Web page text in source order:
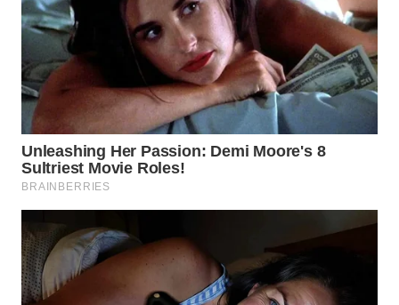
WN
KEPULAUAN
SERIBU
TANGERANG
WN
BINJAI
WN
CIREBON